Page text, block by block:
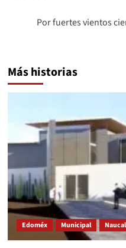
Por fuertes vientos
Más historias
Edoméx Municipal